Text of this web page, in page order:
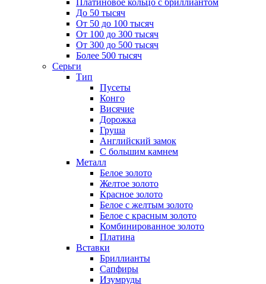
Платиновое кольцо с бриллиантом
До 50 тысяч
От 50 до 100 тысяч
От 100 до 300 тысяч
От 300 до 500 тысяч
Более 500 тысяч
Серьги
Тип
Пусеты
Конго
Висячие
Дорожка
Груша
Английский замок
С большим камнем
Металл
Белое золото
Желтое золото
Красное золото
Белое с желтым золото
Белое с красным золото
Комбинированное золото
Платина
Вставки
Бриллианты
Сапфиры
Изумруды